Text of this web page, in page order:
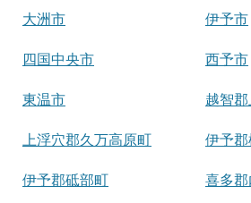
大洲市 伊予市
四国中央市 西予市
東温市 越智
上浮穴郡久万高原町 伊予
伊予郡砥部町 喜多